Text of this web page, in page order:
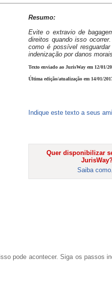
Resumo:
Evite o extravio de
direitos quando isso
como é possível
indenização por danos
Texto enviado ao JurisWay em 12/01/
Última edição/atualização em 14/01/
Indique este texto a seus
Quer disponibilizar
Saiba
pode acontecer. Siga os passos